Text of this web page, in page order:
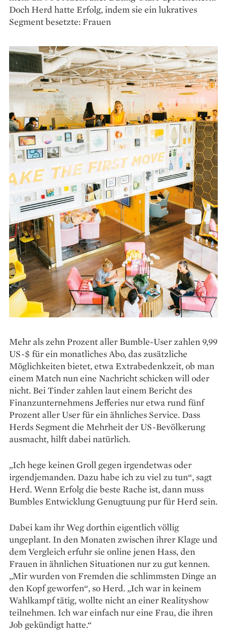
Doch Herd hatte Erfolg, indem sie ein lukratives
Segment besetzte: Frauen
Mehr als zehn Prozent aller Bumble-User zahlen 9,99
US-$ für ein monatliches Abo, das zusätzliche
Möglichkeiten bietet, etwa Extra­bedenkzeit, ob man
einem Match nun eine Nachricht schicken will oder
nicht. Bei Tinder zahlen laut einem Bericht des
Finanzunternehmens Jefferies nur etwa rund fünf
Prozent aller User für ein ähnliches Service. Dass
Herds Segment die Mehrheit der US-Bevölkerung
ausmacht, hilft dabei natürlich.
„Ich hege keinen Groll gegen irgendetwas oder
irgendjemanden. Dazu habe ich zu viel zu tun“, sagt
Herd. Wenn Erfolg die beste Rache ist, dann muss
Bumbles Entwicklung Genugtuung pur für Herd sein.
Dabei kam ihr Weg dorthin eigentlich völlig
ungeplant. In den Monaten zwischen ihrer Klage und
dem Vergleich erfuhr sie online jenen Hass, den
Frauen in ähnlichen Situationen nur zu gut kennen.
„Mir wurden von Fremden die schlimmsten Dinge an
den Kopf geworfen“, so Herd. „Ich war in keinem
Wahlkampf tätig, wollte nicht an einer Realityshow
teilnehmen. Ich war einfach nur eine Frau, die ihren
Job gekündigt hatte.“